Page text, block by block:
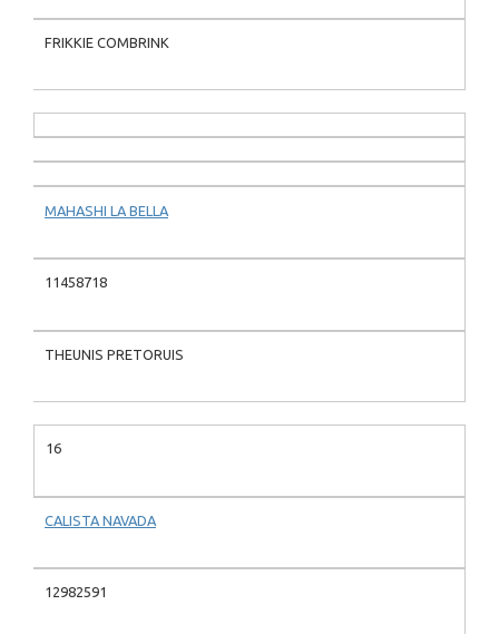
FRIKKIE COMBRINK
MAHASHI LA BELLA
11458718
THEUNIS PRETORUIS
16
CALISTA NAVADA
12982591